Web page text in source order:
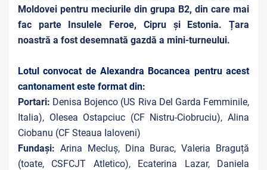
Moldovei pentru meciurile din grupa B2, din care mai
fac parte Insulele Feroe, Cipru și Estonia. Țara
noastră a fost desemnată gazdă a mini-turneului.
Lotul convocat de Alexandra Bocancea pentru acest
cantonament este format din:
Portari: Denisa Bojenco (US Riva Del Garda Femminile,
Italia), Olesea Ostapciuc (CF Nistru-Ciobruciu), Alina
Ciobanu (CF Steaua Ialoveni)
Fundași: Arina Mecluș, Dina Burac, Valeria Braguță
(toate, CSFCJT Atletico), Ecaterina Lazar, Daniela